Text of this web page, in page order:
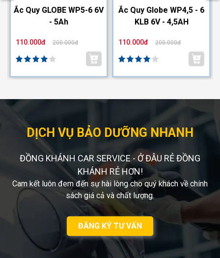
Ắc Quy GLOBE WP5-6 6V
- 5Ah
110.000đ 200.000đ
Ắc Quy Globe WP4,5 - 6
KLB 6V - 4,5AH
110.000đ 200.000đ
DỊCH VỤ BẢO DƯỠNG NHANH
ĐỒNG KHÁNH CAR SERVICE - Ở ĐÂU RẺ ĐỒNG
KHÁNH RẺ HƠN!
Cam kết luôn đem đến sự hài lòng cho quý khách về chính
sách giá cả và chất lượng.
ĐĂNG KÝ TƯ VẤN